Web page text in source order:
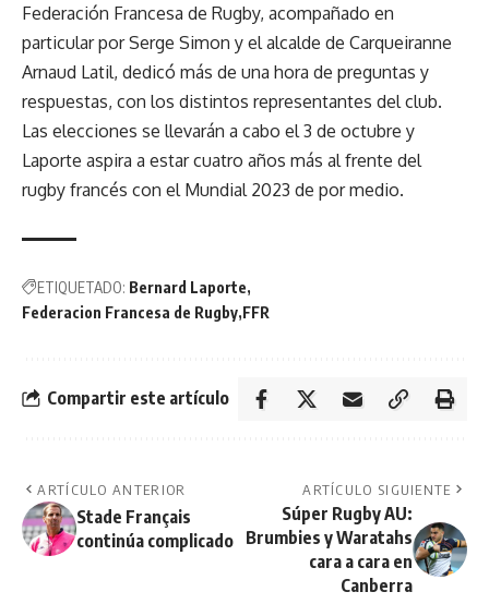
Federación Francesa de Rugby, acompañado en
particular por Serge Simon y el alcalde de Carqueiranne
Arnaud Latil, dedicó más de una hora de preguntas y
respuestas, con los distintos representantes del club.
Las elecciones se llevarán a cabo el 3 de octubre y
Laporte aspira a estar cuatro años más al frente del
rugby francés con el Mundial 2023 de por medio.
ETIQUETADO: Bernard Laporte
Federacion Francesa de Rugby FFR
Compartir este artículo
ARTÍCULO ANTERIOR
Stade Français
continúa complicado
ARTÍCULO SIGUIENTE
Súper Rugby AU:
Brumbies y Waratahs
cara a cara en
Canberra